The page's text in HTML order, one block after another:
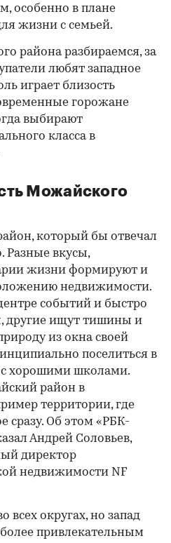
особенно в плане
жизни с семьей.
района разбираемся, за
любят западное
играет близость
горожане
выбирают
класса в
Можайского
который бы отвечал
Разные вкусы,
жизни формируют и
недвижимости.
событий и быстро
другие ищут тишины и
из окна своей
поселиться в
хорошими школами.
район в
территории, где
сразу. Об этом «РБК-
Андрей Соловьев,
директор
недвижимости NF
всех округах, но запад
привлекательным